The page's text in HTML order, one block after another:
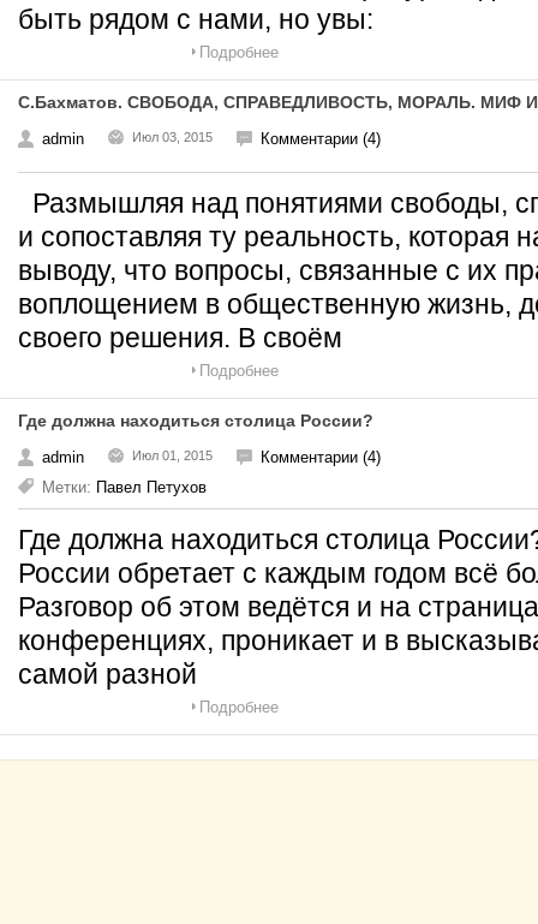
быть рядом с нами, но увы:
Подробнее
С.Бахматов. СВОБОДА, СПРАВЕДЛИВОСТЬ, МОРАЛЬ. МИФ
admin Июл 03, 2015 Комментарии (4)
Размышляя над понятиями свободы,
и сопоставляя ту реальность, которая
выводу, что вопросы, связанные с их
воплощением в общественную жизнь,
своего решения. В своём
Подробнее
Где должна находиться столица России?
admin Июл 01, 2015
Комментарии (4)
Метки: Павел Петухов
Где должна находиться столица
России обретает с каждым годом всё
Разговор об этом ведётся и на
конференциях, проникает и в
самой разной
Подробнее